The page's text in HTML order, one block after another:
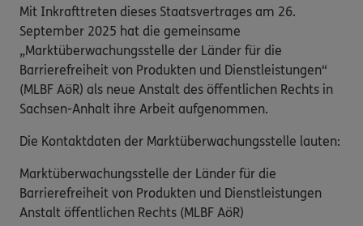
Mit Inkrafttreten dieses Staatsvertrages am 26.
September 2025 hat die gemeinsame
„Marktüberwachungsstelle der Länder für die
Barrierefreiheit von Produkten und Dienstleistungen“
(MLBF AöR) als neue Anstalt des öffentlichen Rechts in
Sachsen-Anhalt ihre Arbeit aufgenommen.
Die Kontaktdaten der Marktüberwachungsstelle lauten:
Marktüberwachungsstelle der Länder für die
Barrierefreiheit von Produkten und Dienstleistungen
Anstalt öffentlichen Rechts (MLBF AöR)